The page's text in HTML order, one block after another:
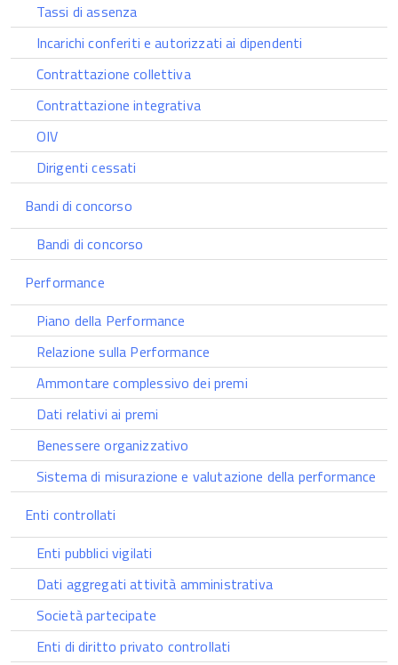
Tassi di assenza
Incarichi conferiti e autorizzati ai dipendenti
Contrattazione collettiva
Contrattazione integrativa
OIV
Dirigenti cessati
Bandi di concorso
Bandi di concorso
Performance
Piano della Performance
Relazione sulla Performance
Ammontare complessivo dei premi
Dati relativi ai premi
Benessere organizzativo
Sistema di misurazione e valutazione della performance
Enti controllati
Enti pubblici vigilati
Dati aggregati attività amministrativa
Società partecipate
Enti di diritto privato controllati